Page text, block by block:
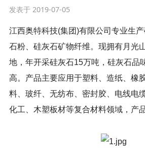
发表于 2019-07-05
江西奥特科技(集团)有限公司专业生
石粉、硅灰石矿物纤维。现拥有月光
地，年开采硅灰石15万吨，硅灰石品
高。产品主要应用于塑料、造纸、橡
料、玻纤、无纺布、密封胶、电线电
化工、木塑板材等复合材料领域，产